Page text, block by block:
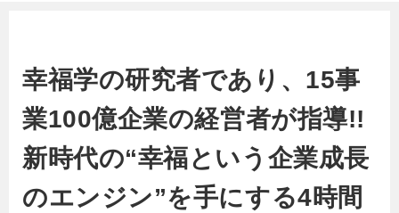
現を重視した独自の経営法は、社長と社員の幸福度
向上は勿論、社員力が上り、幸福からくる経営イノ
ベーションを生み、新事業や新たな戦略が生まれる
好循環を実現。全く新しい経営システムに多くの経
営者が学びに訪れる。
幸福学の研究者であり、15事
業100億企業の経営者が指導!!
新時代の“幸福という企業成長
のエンジン”を手にする4時間